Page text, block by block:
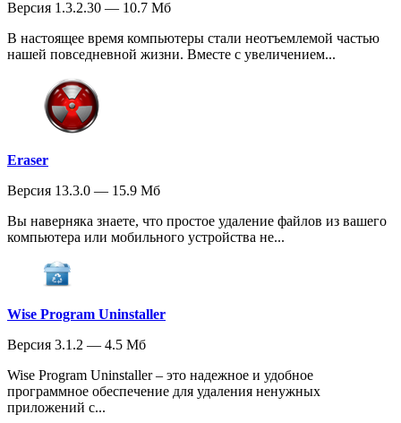
Версия 1.3.2.30 — 10.7 Мб
В настоящее время компьютеры стали неотъемлемой частью
нашей повседневной жизни. Вместе с увеличением...
Eraser
Версия 13.3.0 — 15.9 Мб
Вы наверняка знаете, что простое удаление файлов из вашего
компьютера или мобильного устройства не...
Wise Program Uninstaller
Версия 3.1.2 — 4.5 Мб
Wise Program Uninstaller – это надежное и удобное
программное обеспечение для удаления ненужных
приложений с...